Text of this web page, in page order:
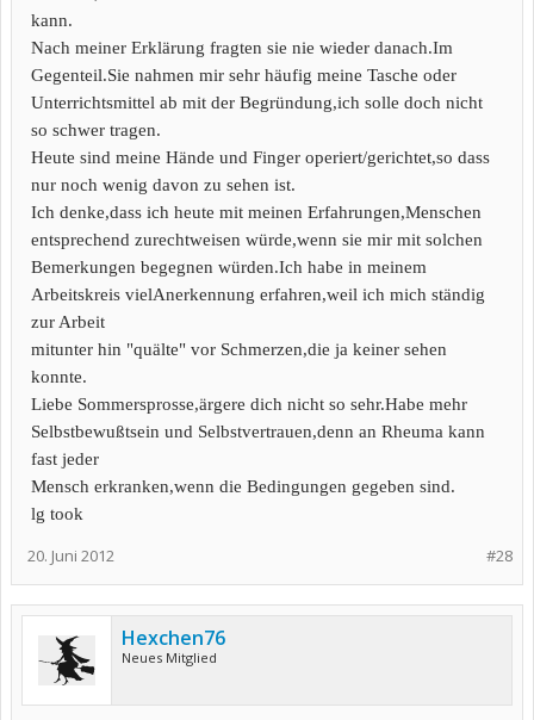
kann.
Nach meiner Erklärung fragten sie nie wieder danach.Im
Gegenteil.Sie nahmen mir sehr häufig meine Tasche oder
Unterrichtsmittel ab mit der Begründung,ich solle doch nicht
so schwer tragen.
Heute sind meine Hände und Finger operiert/gerichtet,so dass
nur noch wenig davon zu sehen ist.
Ich denke,dass ich heute mit meinen Erfahrungen,Menschen
entsprechend zurechtweisen würde,wenn sie mir mit solchen
Bemerkungen begegnen würden.Ich habe in meinem
Arbeitskreis vielAnerkennung erfahren,weil ich mich ständig
zur Arbeit
mitunter hin "quälte" vor Schmerzen,die ja keiner sehen
konnte.
Liebe Sommersprosse,ärgere dich nicht so sehr.Habe mehr
Selbstbewußtsein und Selbstvertrauen,denn an Rheuma kann
fast jeder
Mensch erkranken,wenn die Bedingungen gegeben sind.
lg took
#28
20. Juni 2012
Hexchen76
Neues Mitglied